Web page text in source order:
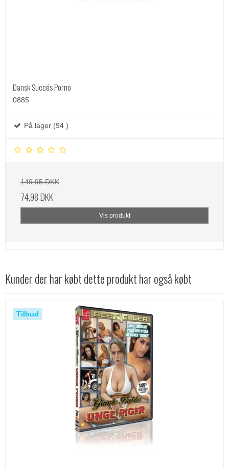
Dansk Succés Porno
0885
På lager (94 )
149,95 DKK
74,98 DKK
Vis produkt
Kunder der har købt dette produkt har også købt
Tilbud